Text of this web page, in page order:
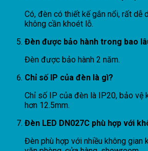
Có, đèn có thiết kế gắn nổi, rất dễ
không cần khoét lỗ.
Đèn được bảo hành trong bao
Đèn được bảo hành 2 năm.
Chỉ số IP của đèn là gì?
Chỉ số IP của đèn là IP20, bảo vệ
hơn 12.5mm.
Đèn LED DN027C phù hợp với
Đèn phù hợp với nhiều không gian